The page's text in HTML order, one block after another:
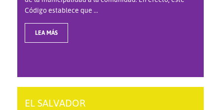
Código establece que ...
LEA MÁS
EL SALVADOR